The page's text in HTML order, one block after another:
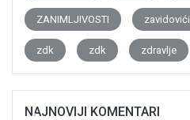
ZANIMLJIVOSTI zavidovići
zdk zdk zdravlje
NAJNOVIJI KOMENTARI